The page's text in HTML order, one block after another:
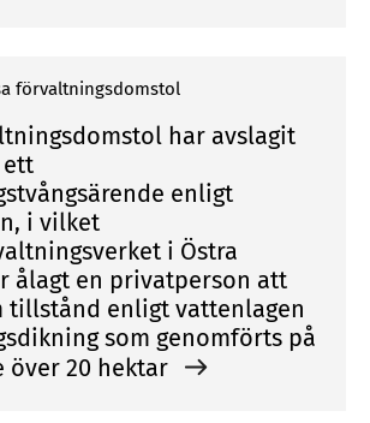
för­valt­nings­dom­stol
har avslagit
ett
enligt
i vilket
i Östra
ålagt en privatperson att
tillstånd enligt vattenlagen
som genomförts på
över 20 hektar